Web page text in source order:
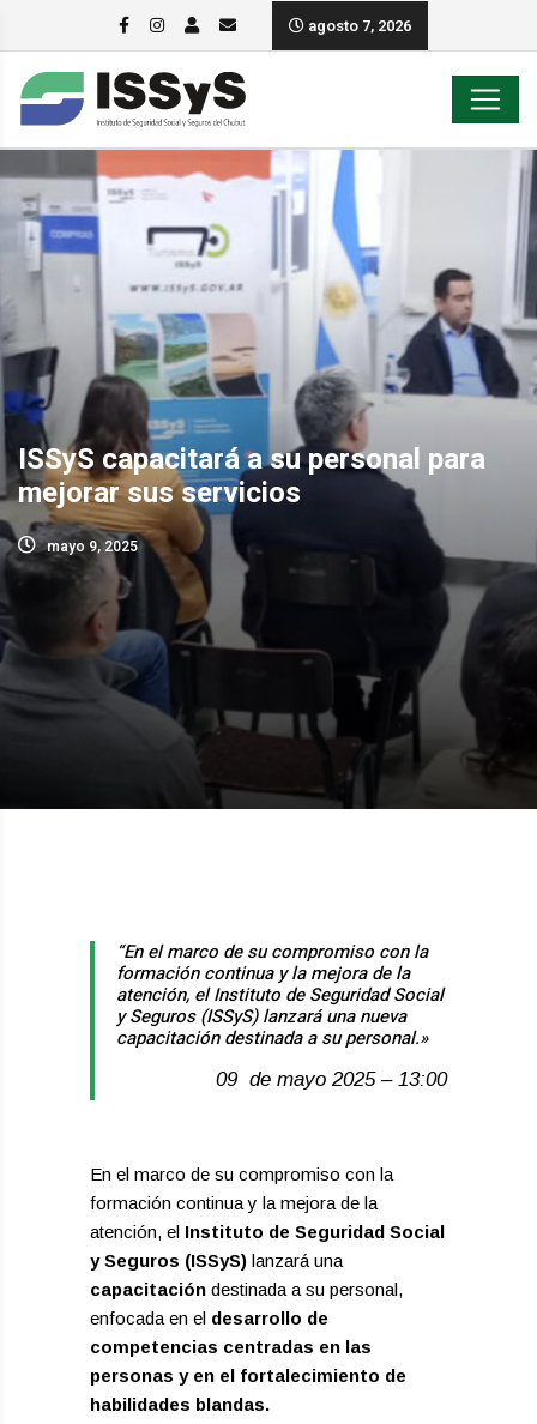
agosto 7, 2026
ISSyS capacitará a su personal para
mejorar sus servicios
mayo 9, 2025
“En el marco de su compromiso con la
formación continua y la mejora de la
atención, el Instituto de Seguridad Social
y Seguros (ISSyS) lanzará una nueva
capacitación destinada a su personal.»
09 de mayo 2025 – 13:00
En el marco de su compromiso con la
formación continua y la mejora de la
atención, el Instituto de Seguridad Social
y Seguros (ISSyS) lanzará una
capacitación destinada a su personal,
enfocada en el desarrollo de
competencias centradas en las
personas y en el fortalecimiento de
habilidades blandas.